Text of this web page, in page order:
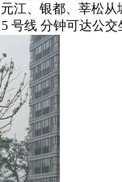
江、银都、莘松
线 分钟可达公